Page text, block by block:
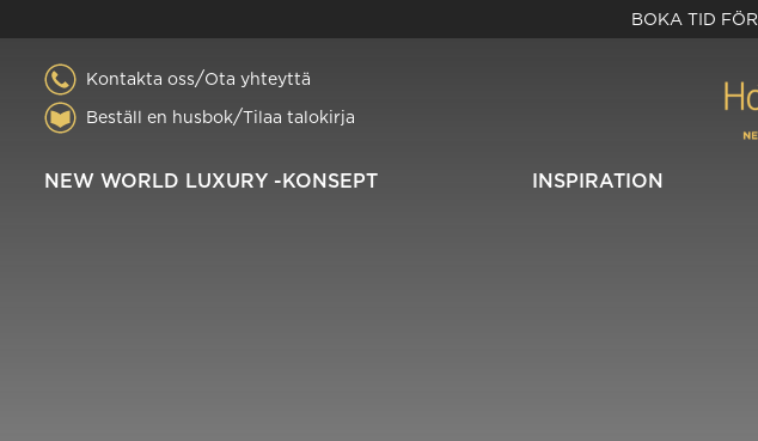
BOKA TID FÖR
Kontakta oss/Ota yhteyttä
Beställ en husbok/Tilaa talokirja
NEW WORLD LUXURY -KONSEPT INSPIRATION